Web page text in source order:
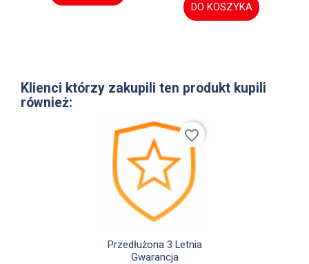
DO KOSZYKA
Klienci którzy zakupili ten produkt kupili
również:
Szybki podgląd
Przedłużona 3 Letnia
Gwarancja
favorite_border